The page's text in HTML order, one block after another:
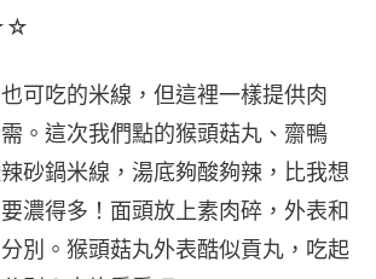
可吃的米線，但這裡一樣提供肉
。這次我們點的猴頭菇丸、齋鴨
砂鍋米線，湯底夠酸夠辣，比我想
濃得多！面頭放上素肉碎，外表和
別。猴頭菇丸外表酷似貢丸，吃起